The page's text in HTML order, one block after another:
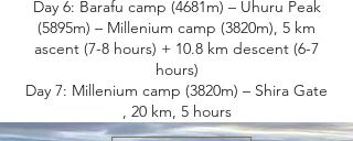
Day 6: Barafu camp (4681m) – Uhuru Peak
(5895m) – Millenium camp (3820m), 5 km
ascent (7-8 hours) + 10.8 km descent (6-7
hours)
Day 7: Millenium camp (3820m) – Shira Gate
, 20 km, 5 hours